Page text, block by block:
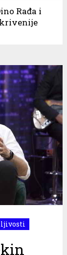
Rađa i